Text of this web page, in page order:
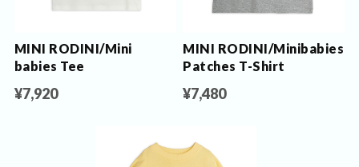
MINI RODINI/Mini
babies Tee
¥7,920
MINI RODINI/Minibabies
Patches T-Shirt
¥7,480